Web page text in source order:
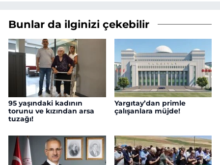
Bunlar da ilginizi çekebilir
95 yaşındaki kadının
torunu ve kızından arsa
tuzağı!
Yargıtay’dan primle
çalışanlara müjde!